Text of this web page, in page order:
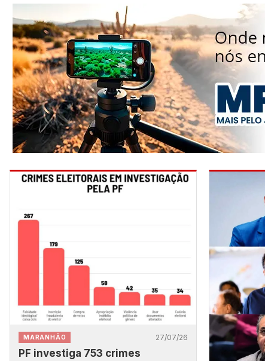
MARANHÃO 27/07/26
PF investiga 753 crimes